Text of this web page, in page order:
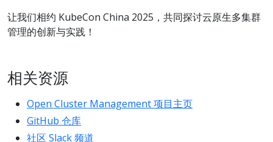
让我们相约 KubeCon China 2025，共同探讨云原生多集群
管理的创新与实践！
相关资源
Open Cluster Management 项目主页
GitHub 仓库
社区 Slack 频道